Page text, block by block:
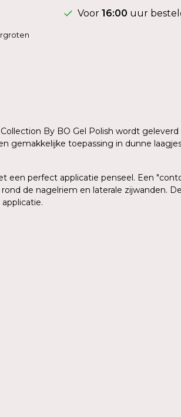
Voor 16:00 uur
By BO Gel Polish wordt
gemakkelijke toepassing in dunne
perfect applicatie penseel. Een
de nagelriem en laterale zijwanden.